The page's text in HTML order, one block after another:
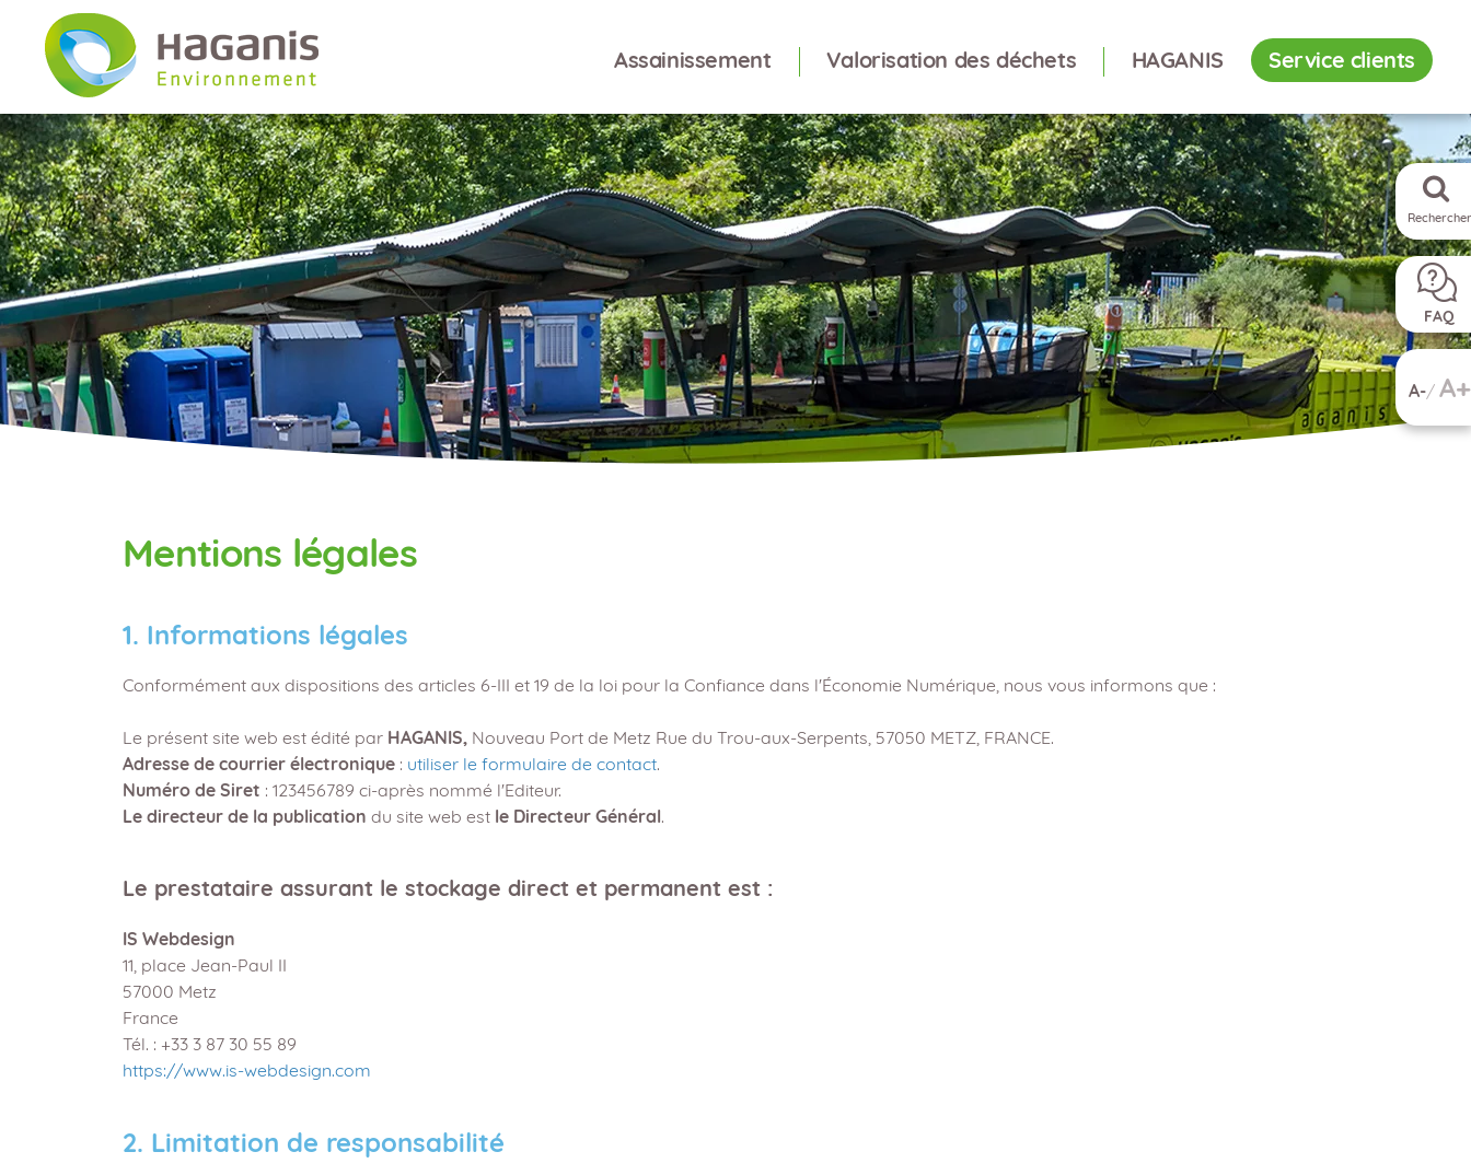
Assainissement Valorisation des déchets HAGANIS Service clients
Rechercher
FAQ
A
Mentions légales
1. Informations légales
Conformément aux dispositions des articles 6-III et 19 de la loi pour la Confiance dans l'Économie Numérique, nous vous informons que :
Le présent site web est édité par HAGANIS, Nouveau Port de Metz Rue du Trou-aux-Serpents, 57050 METZ, FRANCE.
Adresse de courrier électronique : utiliser le formulaire de contact.
Numéro de Siret : 123456789 ci-après nommé l'Editeur.
Le directeur de la publication du site web est le Directeur Général.
Le prestataire assurant le stockage direct et permanent est :
IS Webdesign
11, place Jean-Paul II
57000 Metz
France
Tél. : +33 3 87 30 55 89
https://www.is-webdesign.com
2. Limitation de responsabilité